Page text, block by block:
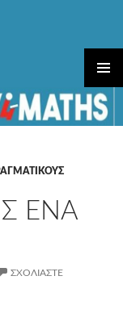
ΚΎΡΙΟ
ΜΕΝΟΎ
ΕΝΑ
ΣΧΟΛΙΆΣΤΕ